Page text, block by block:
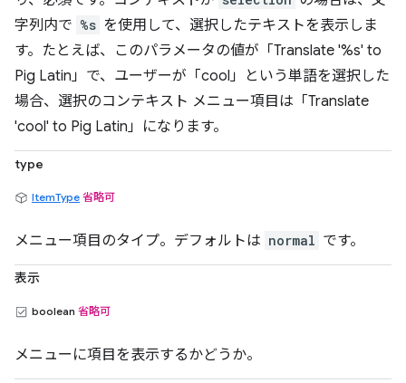
字列内で %s を使用して、選択したテキストを表示しま
す。たとえば、このパラメータの値が「Translate '%s' to
Pig Latin」で、ユーザーが「cool」という単語を選択した
場合、選択のコンテキスト メニュー項目は「Translate
'cool' to Pig Latin」になります。
type
ItemType 省略可
メニュー項目のタイプ。デフォルトは normal です。
表示
boolean 省略可
メニューに項目を表示するかどうか。